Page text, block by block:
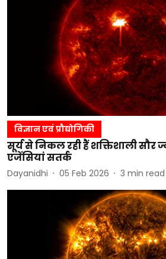
विज्ञान एवं प्रौद्योगिकी
सूर्य से निकल रही हैं शक्तिशाली सौर
एजेंसियां सतर्क
Dayanidhi 05 Feb 2026 3 min read